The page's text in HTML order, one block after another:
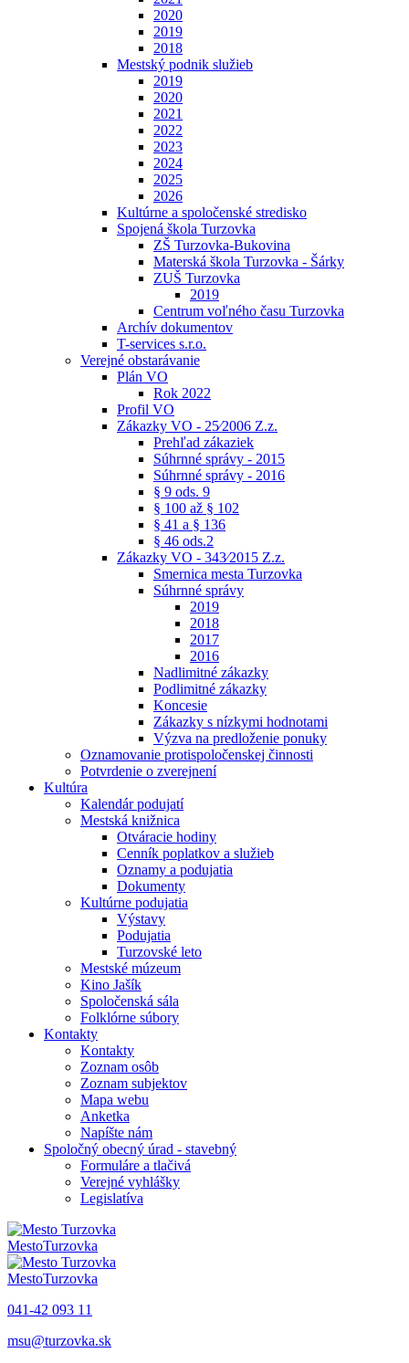
2020
2019
2018
Mestský podnik služieb
2019
2020
2021
2022
2023
2024
2025
2026
Kultúrne a spoločenské stredisko
Spojená škola Turzovka
ZŠ Turzovka-Bukovina
Materská škola Turzovka - Šárky
ZUŠ Turzovka
2019
Centrum voľného času Turzovka
Archív dokumentov
T-services s.r.o.
Verejné obstarávanie
Plán VO
Rok 2022
Profil VO
Zákazky VO - 25⁄2006 Z.z.
Prehľad zákaziek
Súhrnné správy - 2015
Súhrnné správy - 2016
§ 9 ods. 9
§ 100 až § 102
§ 41 a § 136
§ 46 ods.2
Zákazky VO - 343⁄2015 Z.z.
Smernica mesta Turzovka
Súhrnné správy
2019
2018
2017
2016
Nadlimitné zákazky
Podlimitné zákazky
Koncesie
Zákazky s nízkymi hodnotami
Výzva na predloženie ponuky
Oznamovanie protispoločenskej činnosti
Potvrdenie o zverejnení
Kultúra
Kalendár podujatí
Mestská knižnica
Otváracie hodiny
Cenník poplatkov a služieb
Oznamy a podujatia
Dokumenty
Kultúrne podujatia
Výstavy
Podujatia
Turzovské leto
Mestské múzeum
Kino Jašík
Spoločenská sála
Folklórne súbory
Kontakty
Kontakty
Zoznam osôb
Zoznam subjektov
Mapa webu
Anketka
Napíšte nám
Spoločný obecný úrad - stavebný
Formuláre a tlačivá
Verejné vyhlášky
Legislatíva
MestoTurzovka
MestoTurzovka
041-42 093 11
msu@turzovka.sk